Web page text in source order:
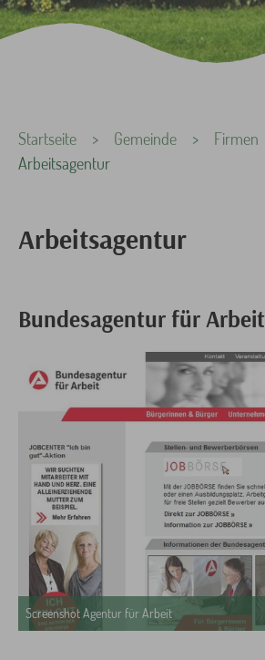
Startseite Gemeinde
Firmen
Arbeitsagentur
Arbeitsagentur
Bundesagentur für Arbeit
Screenshot Agentur für Arbeit